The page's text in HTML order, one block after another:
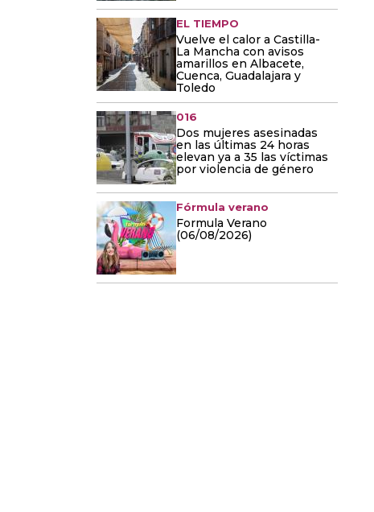
EL TIEMPO
Vuelve el calor a Castilla-
La Mancha con avisos
amarillos en Albacete,
Cuenca, Guadalajara y
Toledo
016
Dos mujeres asesinadas
en las últimas 24 horas
elevan ya a 35 las víctimas
por violencia de género
Fórmula verano
Formula Verano
(06/08/2026)